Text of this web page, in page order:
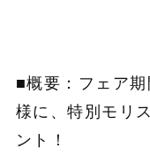
■概要：フェア
様に、特別モリ
ント！